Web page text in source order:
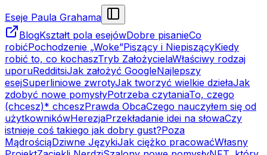
Eseje Paula Grahama
BlogKształt pola esejówDobre pisanieCo
robićPochodzenie „Woke”Piszący i NiepiszącyKiedy
robić to, co kochaszTryb ZałożycielaWłaściwy rodzaj
uporuRedditsiJak założyć GoogleNajlepszy
esejSuperliniowe zwrotyJak tworzyć wielkie dziełaJak
zdobyć nowe pomysłyPotrzeba czytaniaTo, czego
(chcesz)* chceszPrawda ObcaCzego nauczyłem się od
użytkownikówHerezjaPrzekładanie idei na słowaCzy
istnieje coś takiego jak dobry gust?Poza
MądrościąDziwne JęzykiJak ciężko pracowaćWłasny